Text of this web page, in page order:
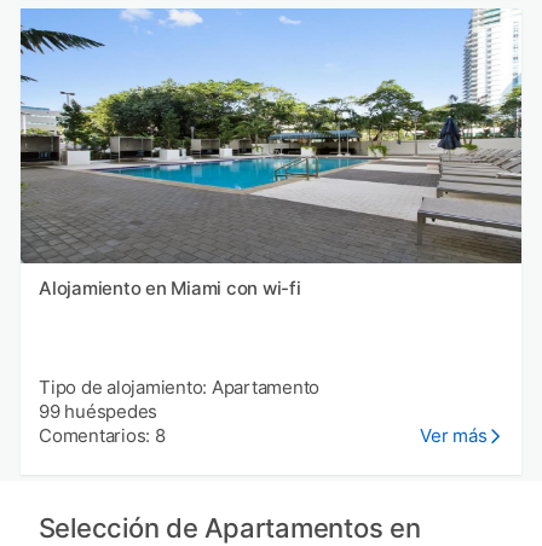
Alojamiento en Miami con wi-fi
Tipo de alojamiento: Apartamento
99 huéspedes
Comentarios: 8
Ver más
Selección de Apartamentos en